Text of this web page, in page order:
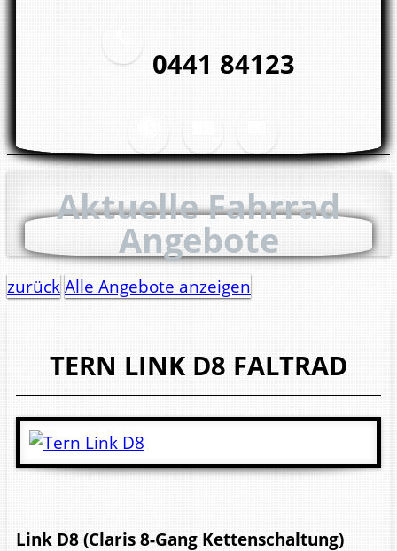
0441 84123
Aktuelle Fahrrad
Angebote
zurückAlle Angebote anzeigen
TERN LINK D8 FALTRAD
Link D8 (Claris 8-Gang Kettenschaltung)